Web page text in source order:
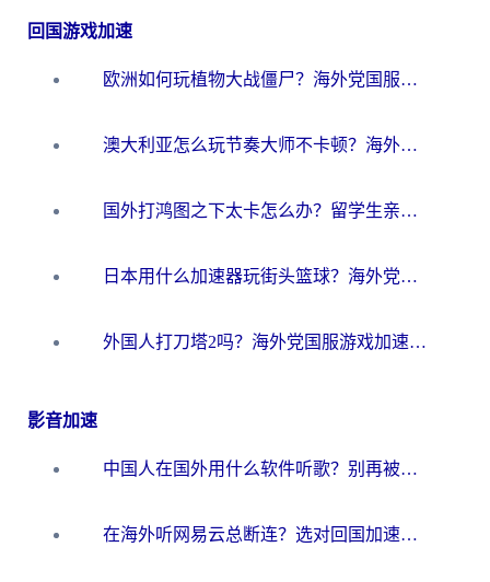
回国游戏加速
欧洲如何玩植物大战僵尸？海外党国服游戏加速避坑指南（附实测对比）
澳大利亚怎么玩节奏大师不卡顿？海外党国服游戏加速终极指南
国外打鸿图之下太卡怎么办？留学生亲测有效的国服游戏加速方案
日本用什么加速器玩街头篮球？海外党国服游戏不卡顿的终极攻略
外国人打刀塔2吗？海外党国服游戏加速避坑全攻略
影音加速
中国人在国外用什么软件听歌？别再被地域限制卡脖子，这篇教你轻松解锁国内音乐库
在海外听网易云总断连？选对回国加速器，告别地区限制和卡顿